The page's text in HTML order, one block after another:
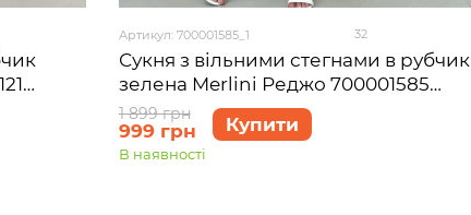
Артикул: 700001585_1 32
Сукня з вільними стегнами в рубчик
зелена Merlini Реджо 700001585
розмір S-M
1 899 грн
999 грн Купити
В наявності